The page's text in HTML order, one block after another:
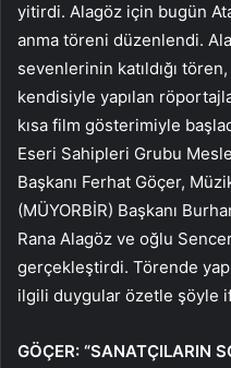
yitirdi. Alagöz için bugün
anma töreni düzenlendi.
sevenlerinin katıldığı
kendisiyle yapılan
kısa film gösterimiyle
Eseri Sahipleri Grubu
Başkanı Ferhat Göçer,
(MÜYORBİR) Başkanı
Rana Alagöz ve oğlu
gerçekleştirdi. Törende
ilgili duygular özetle şöyle
GÖÇER: “SANATÇILARIN